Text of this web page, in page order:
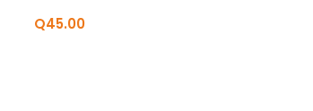
Q45.00